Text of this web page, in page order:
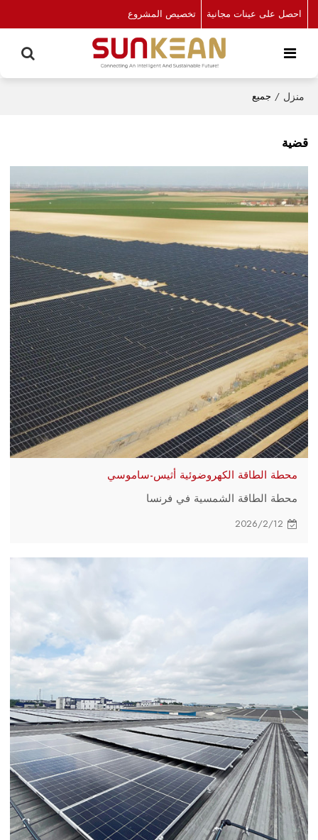
احصل على عينات مجانية تخصيص المشروع
منزل / جميع
قضية
محطة الطاقة الكهروضوئية أثيس-ساموسي
محطة الطاقة الشمسية في فرنسا
2026/2/12